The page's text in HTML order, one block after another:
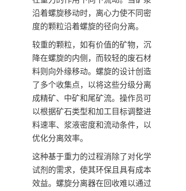
沿着螺旋移动时，离心力使不同密
度的颗粒沿着螺旋的径向分离。
较重的颗粒，如有价值的矿物，沉
降在螺旋的内侧，而较轻的废石材
料则向外缘移动。螺旋的设计创造
了多个收集点，以将这些分级分离
成精矿、中矿和尾矿流。操作员可
以根据矿石类型和加工目标调整进
料速率、浆液密度和流动条件，以
优化分离效率。
这种基于重力的过程消除了对化学
试剂的需求，使其环保且具有成本
效益。螺旋分离器在回收难以通过